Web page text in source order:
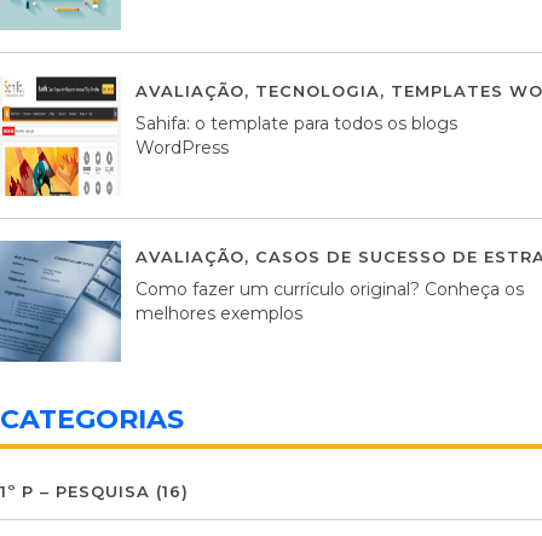
AVALIAÇÃO, TECNOLOGIA, TEMPLATES
Sahifa: o template para todos os blogs
WordPress
AVALIAÇÃO, CASOS DE SUCESSO DE
Como fazer um currículo original? Conheça os
melhores exemplos
CATEGORIAS
1º P – PESQUISA (16)